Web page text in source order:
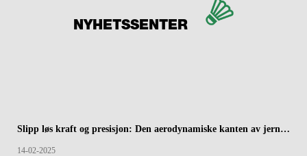
NYHETSSENTER
Slipp løs kraft og presisjon: Den aerodynamiske kanten av jern splittet badmintonracketer
14-02-2025